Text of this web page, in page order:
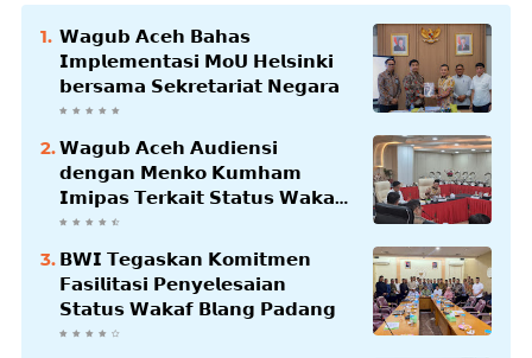
𝗪𝗮𝗴𝘂𝗯 𝗔𝗰𝗲𝗵 𝗕𝗮𝗵𝗮𝘀
𝗜𝗺𝗽𝗹𝗲𝗺𝗲𝗻𝘁𝗮𝘀𝗶 𝗠𝗼𝗨 𝗛𝗲𝗹𝘀𝗶𝗻𝗸𝗶
𝗯𝗲𝗿𝘀𝗮𝗺𝗮 𝗦𝗲𝗸𝗿𝗲𝘁𝗮𝗿𝗶𝗮𝘁 𝗡𝗲𝗴𝗮𝗿𝗮
𝗪𝗮𝗴𝘂𝗯 𝗔𝗰𝗲𝗵 𝗔𝘂𝗱𝗶𝗲𝗻𝘀𝗶
𝗱𝗲𝗻𝗴𝗮𝗻 𝗠𝗲𝗻𝗸𝗼 𝗞𝘂𝗺𝗵𝗮𝗺
𝗜𝗺𝗶𝗽𝗮𝘀 𝗧𝗲𝗿𝗸𝗮𝗶𝘁 𝗦𝘁𝗮𝘁𝘂𝘀 𝗪𝗮𝗸𝗮𝗳
𝗕𝗹𝗮𝗻𝗴𝗽𝗮𝗱𝗮𝗻𝗴
𝗕𝗪𝗜 𝗧𝗲𝗴𝗮𝘀𝗸𝗮𝗻 𝗞𝗼𝗺𝗶𝘁𝗺𝗲𝗻
𝗙𝗮𝘀𝗶𝗹𝗶𝘁𝗮𝘀𝗶 𝗣𝗲𝗻𝘆𝗲𝗹𝗲𝘀𝗮𝗶𝗮𝗻
𝗦𝘁𝗮𝘁𝘂𝘀 𝗪𝗮𝗸𝗮𝗳 𝗕𝗹𝗮𝗻𝗴 𝗣𝗮𝗱𝗮𝗻𝗴